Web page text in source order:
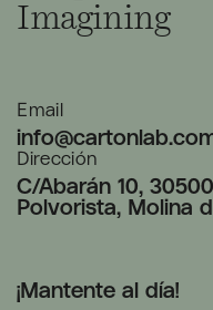
Imagining
Email
Dirección
C/Abarán 10,
Polvorista, Molina
¡Mantente al día!